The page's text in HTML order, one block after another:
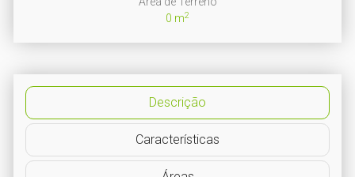
0 m2
Descrição
Características